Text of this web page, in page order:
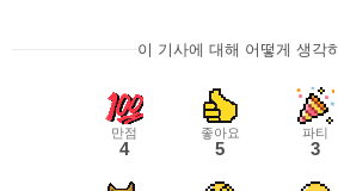
이 기사에 대해 어떻게 생각
만점
4
좋아요
5
파티
3